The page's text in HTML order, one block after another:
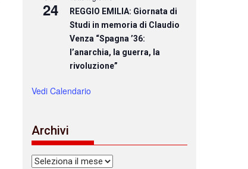
24
REGGIO EMILIA: Giornata di
Studi in memoria di Claudio
Venza “Spagna ’36:
l’anarchia, la guerra, la
rivoluzione”
Vedi Calendario
Archivi
Archivi